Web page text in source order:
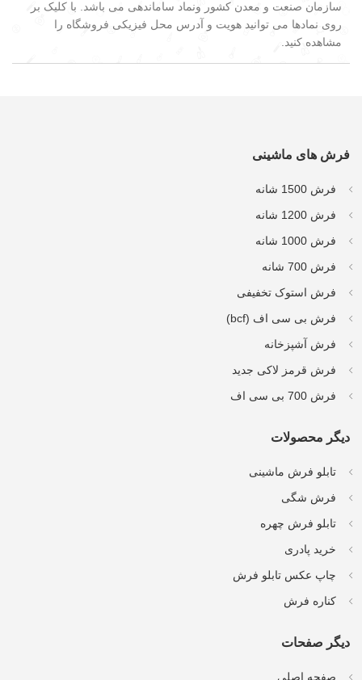
سازمان صنعت و معدن کشور ونماد ساماندهی می باشد. با کلیک بر
روی نمادها می توانید هویت و آدرس محل فیزیکی فروشگاه را
مشاهده کنید.
فرش های ماشینی
فرش 1500 شانه
فرش 1200 شانه
فرش 1000 شانه
فرش 700 شانه
فرش استوک تخفیفی
فرش بی سی اف (bcf)
فرش آشپزخانه
فرش قرمز لاکی جدید
فرش 700 بی سی اف
دیگر محصولات
تابلو فرش ماشینی
فرش شگی
تابلو فرش چهره
خرید پادری
چاپ عکس تابلو فرش
کناره فرش
دیگر صفحات
صفحه اصلی